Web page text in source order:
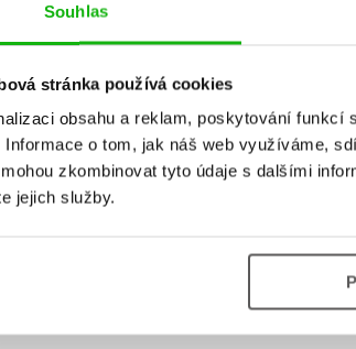
Souhlas
stránka používá cookies
obsahu a reklam, poskytování
Informace o tom, jak náš web využíváme,
zkombinovat tyto údaje s dalšími
jejich služby.
Vaše hodnocení
Uživatelskou recenzi
Přihlásit
MOHLO